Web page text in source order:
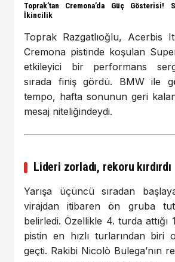
Toprak’tan Cremona’da Güç Gösterisi!
İkincilik
Toprak Razgatlıoğlu, Acerbis
Cremona pistinde koşulan
etkileyici bir performans
sırada finiş gördü. BMW ile
tempo, hafta sonunun geri
mesaj niteliğindeydi.
Lideri zorladı, rekoru kırdırdı
Yarışa üçüncü sıradan
virajdan itibaren ön gruba
belirledi. Özellikle 4. turda attığı
pistin en hızlı turlarından biri
geçti. Rakibi Nicolò Bulega’nın